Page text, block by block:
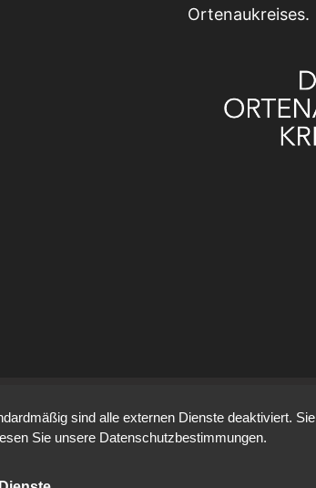
Ortenaukreises.
sind alle externen Dienste deaktiviert. Sie
Sie unsere Datenschutzbestimmungen.